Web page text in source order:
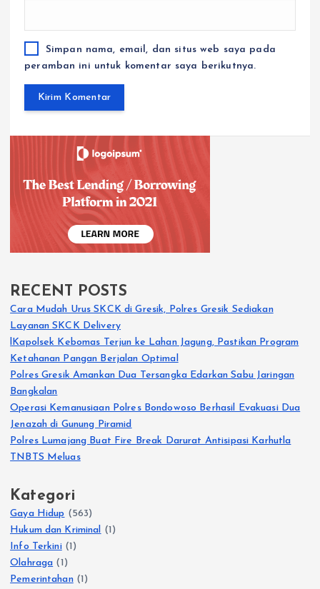
Simpan nama, email, dan situs web saya pada
peramban ini untuk komentar saya berikutnya.
RECENT POSTS
Cara Mudah Urus SKCK di Gresik, Polres Gresik Sediakan
Layanan SKCK Delivery
lKapolsek Kebomas Terjun ke Lahan Jagung, Pastikan Program
Ketahanan Pangan Berjalan Optimal
Polres Gresik Amankan Dua Tersangka Edarkan Sabu Jaringan
Bangkalan
Operasi Kemanusiaan Polres Bondowoso Berhasil Evakuasi Dua
Jenazah di Gunung Piramid
Polres Lumajang Buat Fire Break Darurat Antisipasi Karhutla
TNBTS Meluas
Kategori
Gaya Hidup (563)
Hukum dan Kriminal (1)
Info Terkini(1)
Olahraga (1)
Pemerintahan(1)